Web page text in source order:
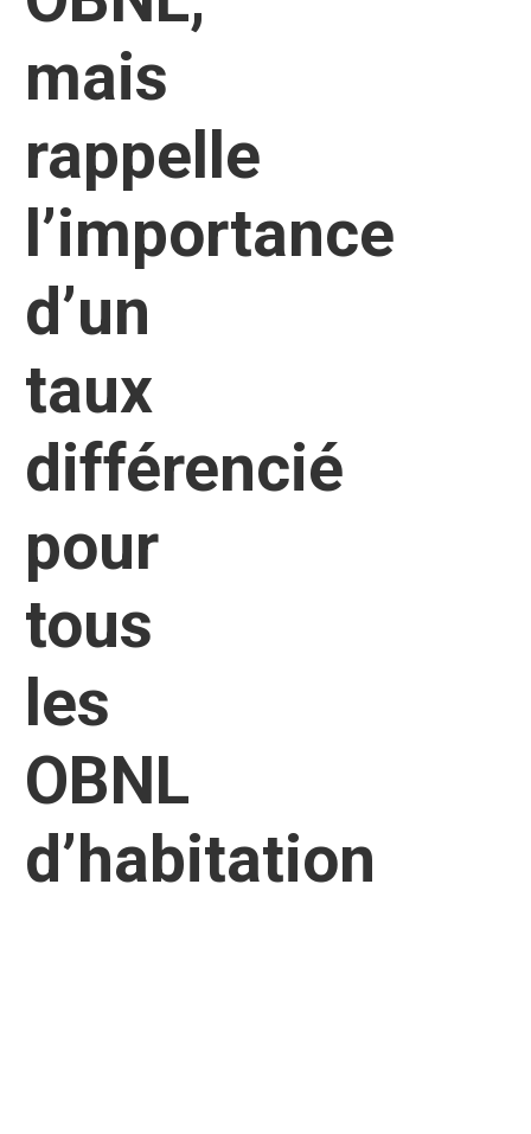
mais
rappelle
l’importance
d’un
taux
différencié
pour
tous
les
OBNL
d’habitation